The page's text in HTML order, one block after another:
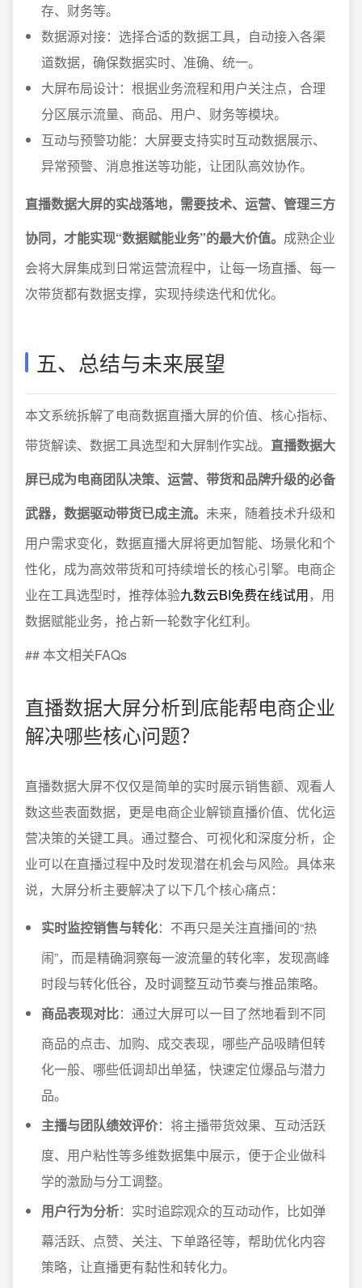
存、财务等。
数据源对接：选择合适的数据工具，自动接入各渠
道数据，确保数据实时、准确、统一。
大屏布局设计：根据业务流程和用户关注点，合理
分区展示流量、商品、用户、财务等模块。
互动与预警功能：大屏要支持实时互动数据展示、
异常预警、消息推送等功能，让团队高效协作。
直播数据大屏的实战落地，需要技术、运营、管理三方
协同，才能实现“数据赋能业务”的最大价值。 成熟企业
会将大屏集成到日常运营流程中，让每一场直播、每一
次带货都有数据支撑，实现持续迭代和优化。
五、总结与未来展望
本文系统拆解了电商数据直播大屏的价值、核心指标、
带货解读、数据工具选型和大屏制作实战。 直播数据大
屏已成为电商团队决策、运营、带货和品牌升级的必备
武器，数据驱动带货已成主流。 未来，随着技术升级和
用户需求变化，数据直播大屏将更加智能、场景化和个
性化，成为高效带货和可持续增长的核心引擎。电商企
业在工具选型时，推荐体验九数云BI免费在线试用，用
数据赋能业务，抢占新一轮数字化红利。
## 本文相关FAQs
直播数据大屏分析到底能帮电商企业
解决哪些核心问题？
直播数据大屏不仅仅是简单的实时展示销售额、观看人
数这些表面数据，更是电商企业解锁直播价值、优化运
营决策的关键工具。通过整合、可视化和深度分析，企
业可以在直播过程中及时发现潜在机会与风险。具体来
说，大屏分析主要解决了以下几个核心痛点：
实时监控销售与转化：不再只是关注直播间的“热
闹”，而是精确洞察每一波流量的转化率，发现高峰
时段与转化低谷，及时调整互动节奏与推品策略。
商品表现对比：通过大屏可以一目了然地看到不同
商品的点击、加购、成交表现，哪些产品吸睛但转
化一般、哪些低调却出单猛，快速定位爆品与潜力
品。
主播与团队绩效评价：将主播带货效果、互动活跃
度、用户粘性等多维数据集中展示，便于企业做科
学的激励与分工调整。
用户行为分析：实时追踪观众的互动动作，比如弹
幕活跃、点赞、关注、下单路径等，帮助优化内容
策略，让直播更有黏性和转化力。